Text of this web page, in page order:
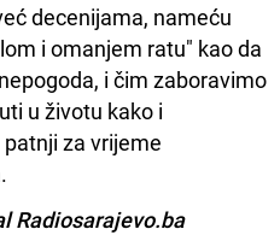
decenijama, nameću
i omanjem ratu" kao da
i čim zaboravimo
u životu kako i
za vrijeme
Radiosarajevo.ba